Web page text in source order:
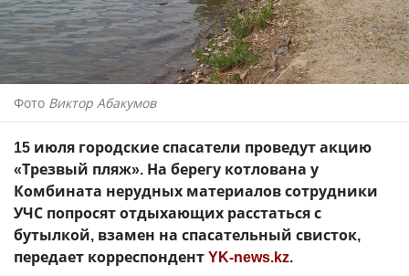
Фото Виктор Абакумов
15 июля городские спасатели проведут акцию
«Трезвый пляж». На берегу котлована у
Комбината нерудных материалов сотрудники
УЧС попросят отдыхающих расстаться с
бутылкой, взамен на спасательный свисток,
передает корреспондентYK-news.kz.